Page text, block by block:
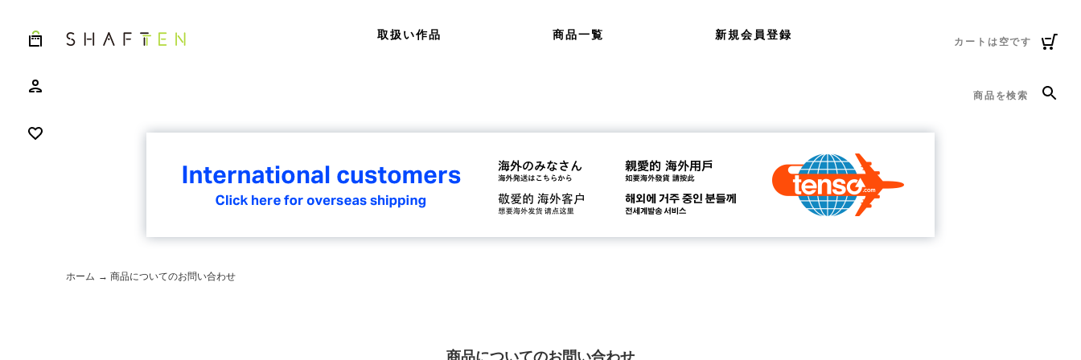
取扱い作品 商品一覧 新規会員登録
カートは空です
商品を検索
ホーム → 商品についてのお問い合わせ
商品についてのお問い合わせ